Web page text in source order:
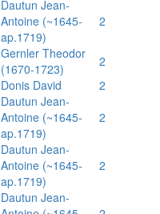
Dautun Jean-
Antoine (~1645-
ap.1719)
2
Gernler Theodor
(1670-1723)
2
Donis David
2
Dautun Jean-
Antoine (~1645-
ap.1719)
2
Dautun Jean-
Antoine (~1645-
ap.1719)
2
Dautun Jean-